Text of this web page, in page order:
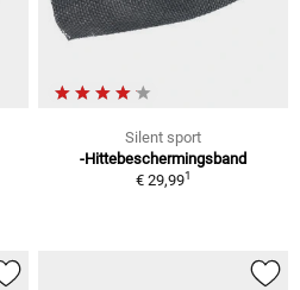
Silent sport
-Hittebeschermingsband
€ 29,991